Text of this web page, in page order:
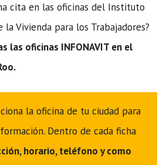
cita en las oficinas del Instituto
Vivienda para los Trabajadores?
las oficinas INFONAVIT en el
la oficina de tu ciudad para
Dentro de cada ficha
horario, teléfono y como